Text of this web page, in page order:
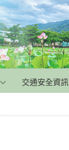
交通安全資訊